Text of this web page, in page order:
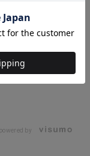
powered by